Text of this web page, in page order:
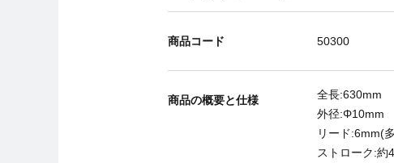
商品コード 50300
商品の概要と仕様
全長:630mm
外径:Φ10mm
リード:6mm(
ストローク:約